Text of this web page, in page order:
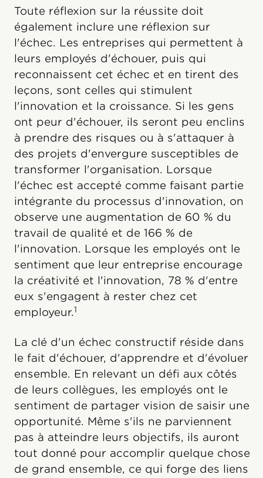
Toute réflexion sur la réussite doit
également inclure une réflexion sur
l'échec. Les entreprises qui permettent à
leurs employés d'échouer, puis qui
reconnaissent cet échec et en tirent des
leçons, sont celles qui stimulent
l'innovation et la croissance. Si les gens
ont peur d'échouer, ils seront peu enclins
à prendre des risques ou à s'attaquer à
des projets d'envergure susceptibles de
transformer l'organisation. Lorsque
l'échec est accepté comme faisant partie
intégrante du processus d'innovation, on
observe une augmentation de 60 % du
travail de qualité et de 166 % de
l'innovation. Lorsque les employés ont le
sentiment que leur entreprise encourage
la créativité et l'innovation, 78 % d'entre
eux s'engagent à rester chez cet
employeur.1
La clé d'un échec constructif réside dans
le fait d'échouer, d'apprendre et d'évoluer
ensemble. En relevant un défi aux côtés
de leurs collègues, les employés ont le
sentiment de partager vision de saisir une
opportunité. Même s'ils ne parviennent
pas à atteindre leurs objectifs, ils auront
tout donné pour accomplir quelque chose
de grand ensemble, ce qui forge des liens